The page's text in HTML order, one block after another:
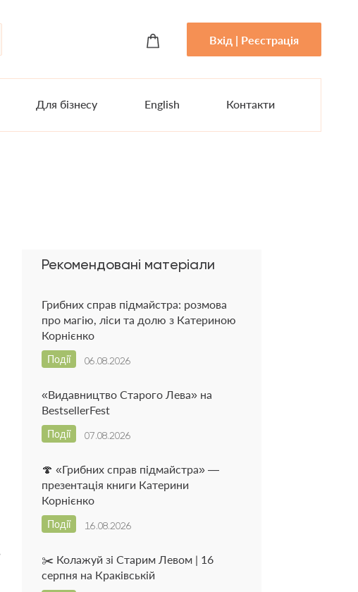
Вхід | Реєстрація
Для бізнесу English Контакти
Рекомендовані матеріали
Грибних справ підмайстра: розмова
про магію, ліси та долю з Катериною
Корнієнко
06.08.2026
Події
«Видавництво Старого Лева» на
BestsellerFest
07.08.2026
Події
🍄 «Грибних справ підмайстра» —
презентація книги Катерини
Корнієнко
16.08.2026
Події
✂️ Колажуй зі Старим Левом | 16
серпня на Краківській